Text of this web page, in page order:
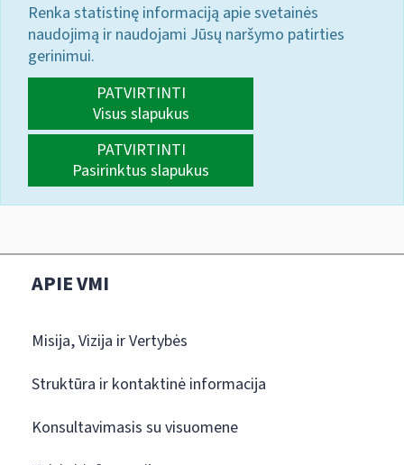
Renka statistinę informaciją apie svetainės
naudojimą ir naudojami Jūsų naršymo patirties
gerinimui.
PATVIRTINTI
Visus slapukus
PATVIRTINTI
Pasirinktus slapukus
APIE VMI
Misija, Vizija ir Vertybės
Struktūra ir kontaktinė informacija
Konsultavimasis su visuomene